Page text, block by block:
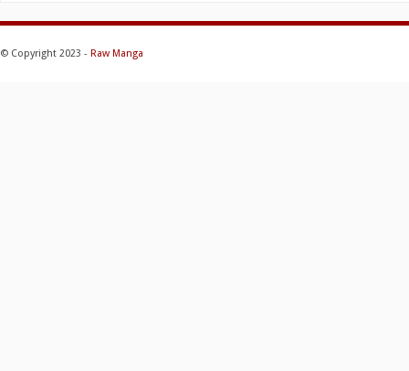
© Copyright 2023 - Raw Manga